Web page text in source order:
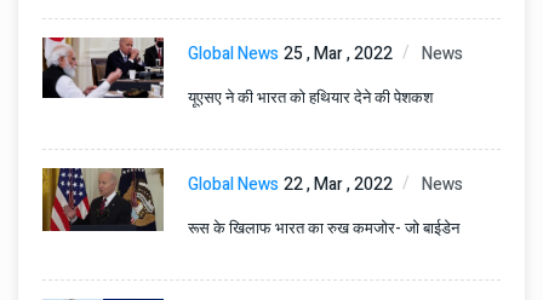
Global News25 , Mar , 2022 News
यूएसए ने की भारत को हथियार देने की पेशकश
Global News22 , Mar , 2022 News
रूस के खिलाफ भारत का रुख कमजोर- जो बाईडेन